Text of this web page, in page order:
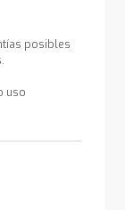
posibles
uso